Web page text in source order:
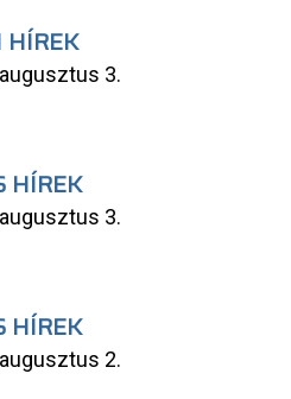
HÍREK
3.
HÍREK
3.
HÍREK
2.